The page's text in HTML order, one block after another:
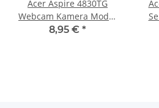
Acer Aspire 4830TG
Webcam Kamera Modul
PK40000DC00 #2823
8,95 € *